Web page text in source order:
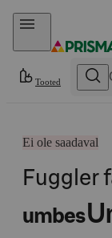
Otse sisu juurde
Tooted
Ei ole saadaval
Fuggler
umbes